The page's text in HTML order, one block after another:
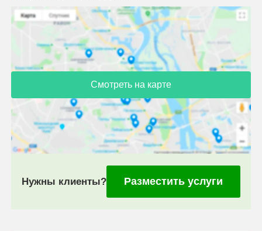
Смотреть на карте
Нужны клиенты? Разместить услуги